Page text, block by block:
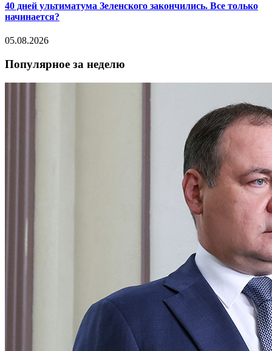
40 дней ультиматума Зеленского закончились. Все только
начинается?
05.08.2026
Популярное за неделю